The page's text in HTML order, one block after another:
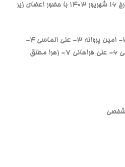
برنامۀ تمرین سنگنوردی وردیج مورخ ۱۶ شهریور ۱۴۰۳ با حضور اعضای زیر
1- امیر حسین یونسی (سرپرست) 2- امین پروانه 3- علی الماسی 4-
شخصی